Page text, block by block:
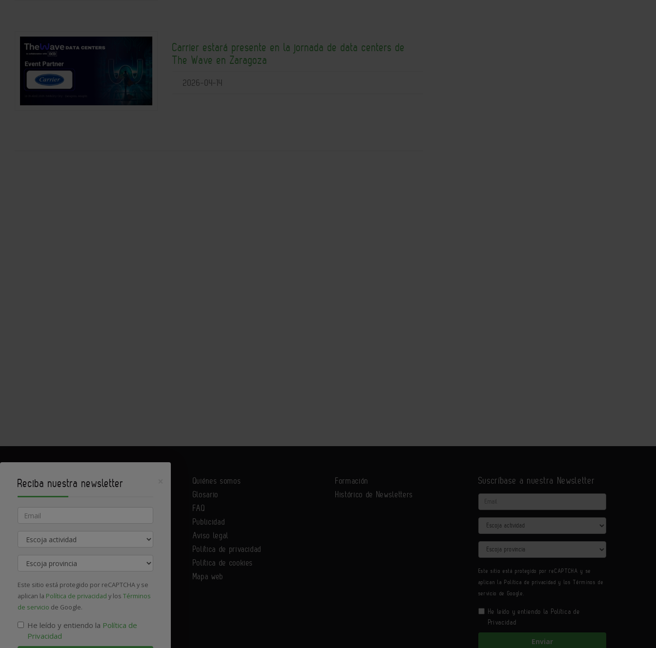
Carrier estará presente en la jornada de data centers de
The Wave en Zaragoza
2026-04-14
Contacte con nosotros
Quiénes somos
Glosario
FAQ
Publicidad
Aviso legal
Política de privacidad
Política de cookies
Mapa web
Formación
Histórico de Newsletters
Suscríbase a nuestra Newsletter
Email
Actividad
Provincia
Este sitio está protegido por reCAPTCHA y se
aplican la Política de privacidad y losTérminos de
servicio de Google.
He leído y entiendo la Política de
Privacidad
Enviar
Reciba nuestra newsletter
Email
Actividad
Provincia
Este sitio está protegido por reCAPTCHA y se
aplican la Política de privacidad y los Términos
de servicio de Google.
He leído y entiendo la Política de
Privacidad